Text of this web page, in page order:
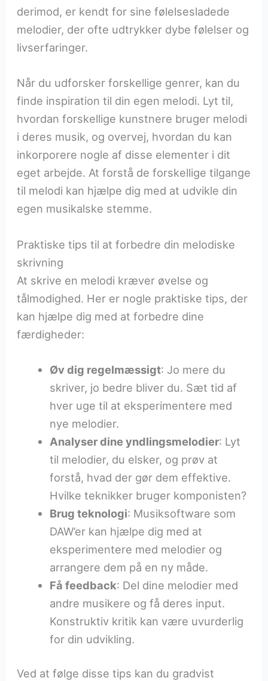
derimod, er kendt for sine følelsesladede
melodier, der ofte udtrykker dybe følelser og
livserfaringer.
Når du udforsker forskellige genrer, kan du
finde inspiration til din egen melodi. Lyt til,
hvordan forskellige kunstnere bruger melodi
i deres musik, og overvej, hvordan du kan
inkorporere nogle af disse elementer i dit
eget arbejde. At forstå de forskellige tilgange
til melodi kan hjælpe dig med at udvikle din
egen musikalske stemme.
Praktiske tips til at forbedre din melodiske
skrivning
At skrive en melodi kræver øvelse og
tålmodighed. Her er nogle praktiske tips, der
kan hjælpe dig med at forbedre dine
færdigheder:
Øv dig regelmæssigt: Jo mere du
skriver, jo bedre bliver du. Sæt tid af
hver uge til at eksperimentere med
nye melodier.
Analyser dine yndlingsmelodier: Lyt
til melodier, du elsker, og prøv at
forstå, hvad der gør dem effektive.
Hvilke teknikker bruger komponisten?
Brug teknologi: Musiksoftware som
DAW’er kan hjælpe dig med at
eksperimentere med melodier og
arrangere dem på en ny måde.
Få feedback: Del dine melodier med
andre musikere og få deres input.
Konstruktiv kritik kan være uvurderlig
for din udvikling.
Ved at følge disse tips kan du gradvist